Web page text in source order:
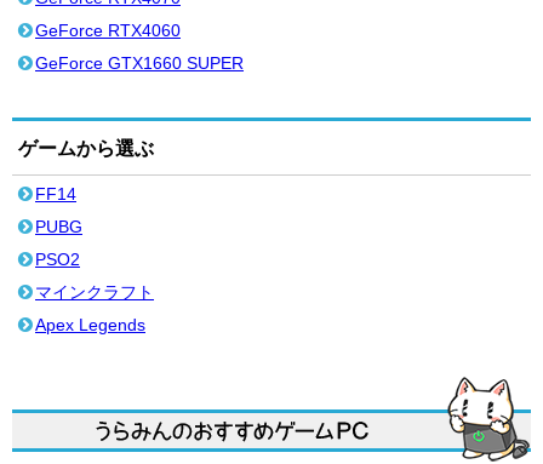
GeForce RTX4060
GeForce GTX1660 SUPER
ゲームから選ぶ
FF14
PUBG
PSO2
マインクラフト
Apex Legends